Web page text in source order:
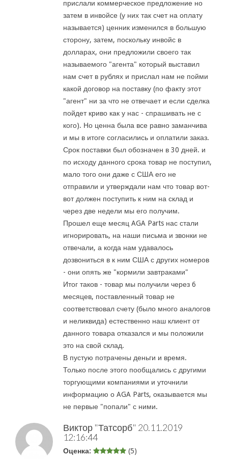
прислали коммерческое предложение но
затем в инвойсе (у них так счет на оплату
называется) ценник изменился в большую
сторону, затем, поскольку инвойс в
долларах, они предложили своего так
называемого "агента" который выставил
нам счет в рублях и прислал нам не пойми
какой договор на поставку (по факту этот
"агент" ни за что не отвечает и если сделка
пойдет криво как у нас - спрашивать не с
кого). Но ценна была все равно заманчива
и мы в итоге согласились и оплатили заказ.
Срок поставки был обозначен в 30 дней. и
по исходу данного срока товар не поступил,
мало того они даже с США его не
отправили и утверждали нам что товар вот-
вот должен поступить к ним на склад и
через две недели мы его получим.
Прошел еще месяц AGA Parts нас стали
игнорировать, на наши письма и звонки не
отвечали, а когда нам удавалось
дозвониться в к ним США с других номеров
- они опять же "кормили завтраками"
Итог таков - товар мы получили через 6
месяцев, поставленный товар не
соответствовал счету (было много аналогов
и неликвида) естественно наш клиент от
данного товара отказался и мы положили
это на свой склад.
В пустую потрачены деньги и время.
Только после этого пообщались с другими
торгующими компаниями и уточнили
информацию о AGA Parts, оказывается мы
не первые "попали" с ними.
Виктор "Татсорб" 20.11.2019
12:16:44
Оценка: (5)